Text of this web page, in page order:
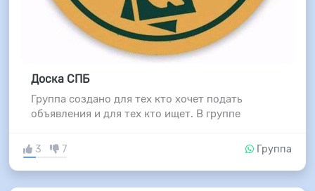
Доска СПБ
Группа создано для тех кто хочет подать
объявления и для тех кто ищет. В группе
3 7 Группа